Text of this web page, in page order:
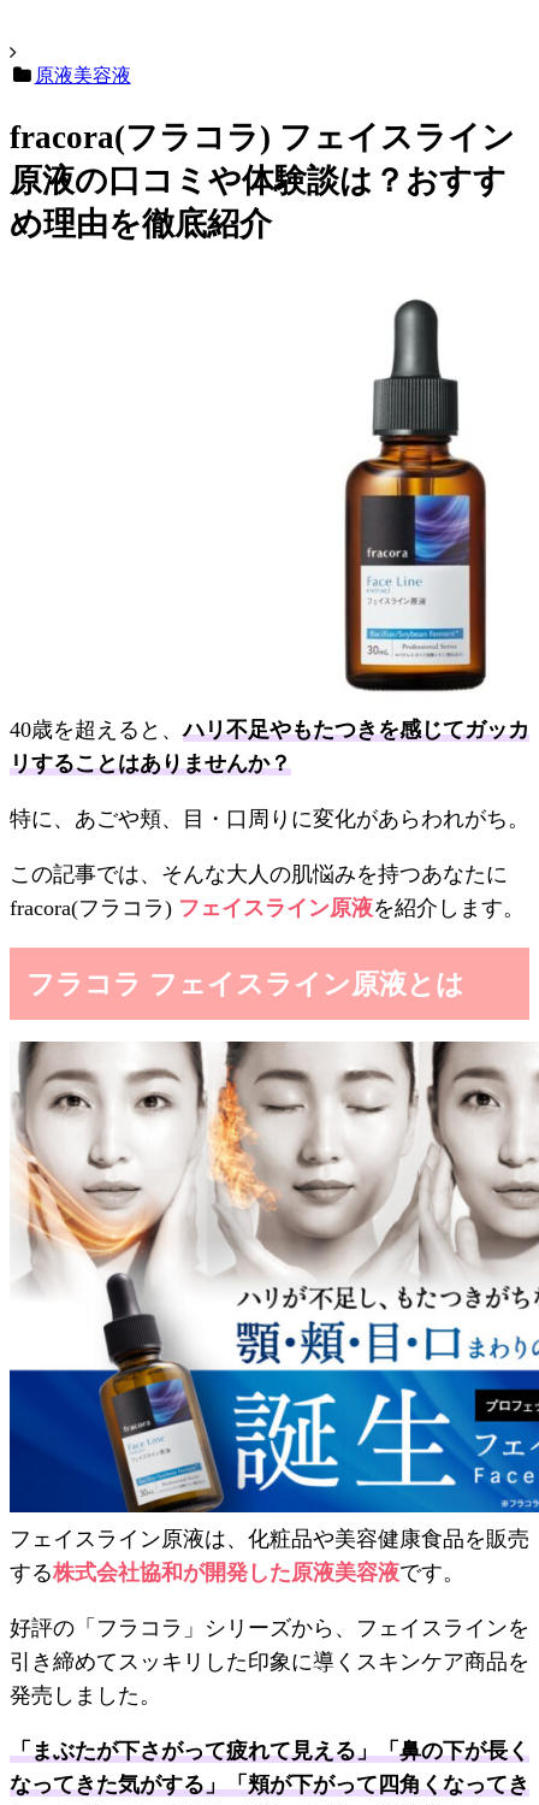
原液美容液
fracora(フラコラ) フェイスライン
原液の口コミや体験談は？おすす
め理由を徹底紹介
40歳を超えると、ハリ不足やもたつきを感じてガッカ
リすることはありませんか？
特に、あごや頬、目・口周りに変化があらわれがち。
この記事では、そんな大人の肌悩みを持つあなたに
fracora(フラコラ) フェイスライン原液を紹介します。
フラコラ フェイスライン原液とは
フェイスライン原液は、化粧品や美容健康食品を販売
する株式会社協和が開発した原液美容液です。
好評の「フラコラ」シリーズから、フェイスラインを
引き締めてスッキリした印象に導くスキンケア商品を
発売しました。
「まぶたが下さがって疲れて見える」「鼻の下が長く
なってきた気がする」「頬が下がって四角くなってき